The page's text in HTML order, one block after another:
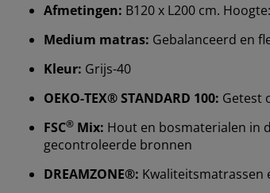
Afmetingen: B120 x L200 cm.
Medium matras: Gebalanceerd en
Kleur: Grijs-40
OEKO-TEX® STANDARD 100: Getest
FSC® Mix: Hout en bosmaterialen in
gecontroleerde bronnen
DREAMZONE®: Kwaliteitsmatrassen